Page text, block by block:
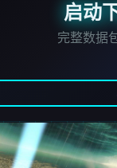
启动
完整数据